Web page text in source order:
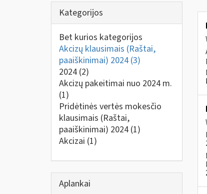
Kategorijos
Bet kurios kategorijos
Akcizų klausimais (Raštai,
paaiškinimai) 2024 (3)
2024 (2)
Akcizų pakeitimai nuo 2024 m.
(1)
Pridėtinės vertės mokesčio
klausimais (Raštai,
paaiškinimai) 2024 (1)
Akcizai (1)
Aplankai